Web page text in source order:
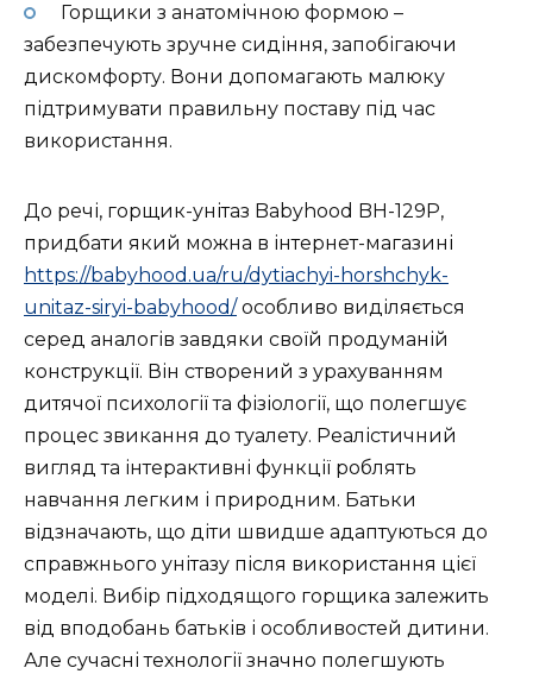
Горщики з анатомічною формою –
забезпечують зручне сидіння, запобігаючи
дискомфорту. Вони допомагають малюку
підтримувати правильну поставу під час
використання.
До речі, горщик-унітаз Babyhood BH-129P,
придбати який можна в інтернет-магазині
https://babyhood.ua/ru/dytiachyi-horshchyk-
unitaz-siryi-babyhood/особливо виділяється
серед аналогів завдяки своїй продуманій
конструкції. Він створений з урахуванням
дитячої психології та фізіології, що полегшує
процес звикання до туалету. Реалістичний
вигляд та інтерактивні функції роблять
навчання легким і природним. Батьки
відзначають, що діти швидше адаптуються до
справжнього унітазу після використання цієї
моделі. Вибір підходящого горщика залежить
від вподобань батьків і особливостей дитини.
Але сучасні технології значно полегшують